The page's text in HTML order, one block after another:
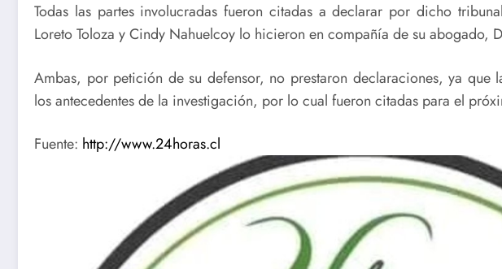
Todas las partes involucradas fueron citadas a declarar por dicho
Loreto Toloza y Cindy Nahuelcoy lo hicieron en compañía de su abogado,
Ambas, por petición de su defensor, no prestaron declaraciones, ya que
los antecedentes de la investigación, por lo cual fueron citadas para el
Fuente: http://www.24horas.cl